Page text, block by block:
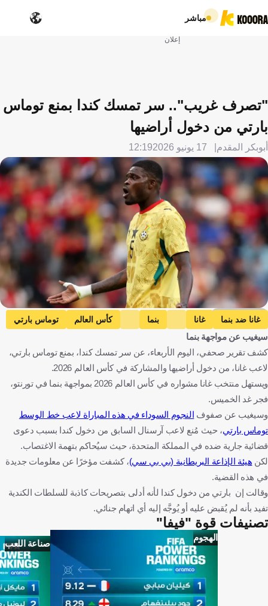
مباشر
إعلان
"تصرف غريب".. سر تمسك كندا بمنع توماس
بارتي من دخول أراضيها
أبوبكر المقدم 17 يونيو 2026 12:19
Getty Images
غانا ضد بنما غانا بنما كأس العالم
توماس بارتي
غانا
بنما كندا
سيغيب عن مواجهة بنما
كشف تقرير صحفي، اليوم الأربعاء، عن سر تمسك كندا، بمنع توماس بارتي،
لاعب غانا، من دخول أراضيها والمشاركة في كأس العالم 2026.
ويستهل منتخب غانا مشواره في كأس العالم 2026 بمواجهة بنما في تورنتو،
فجر غد الخميس.
وسيغيب عن صفوف النجوم السوداء في هذه المباراة لاعب خط الوسط
توماس بارتي، حيث مُنع لاعب آرسنال السابق من دخول كندا بسبب دعوى
قضائية جارية ضده في المملكة المتحدة، حيث سيُحاكم بتهمة الاغتصاب.
لكن هيئة الإذاعة البريطانية (بي بي سي)، كشفت مؤخرًا عن معلومات جديدة
في هذه القضية.
وقالت إن بارتي من دخول كندا لأنه أدلى بتصريحات كاذبة للسلطات الكندية
تفيد بأنه لم يُقبض عليه أو يُوجَّه إليه أي اتهام جنائي.
تصنيفات قوة "فيفا"
الهجوم
صناعة اللعب